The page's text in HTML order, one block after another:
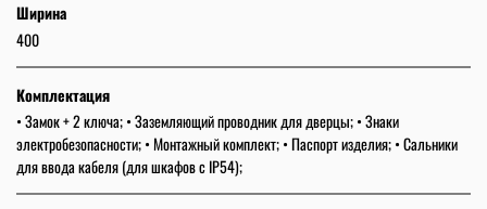
Ширина
400
Комплектация
• Замок + 2 ключа; • Заземляющий проводник для дверцы; • Знаки
электробезопасности; • Монтажный комплект; • Паспорт изделия; • Сальники
для ввода кабеля (для шкафов с IP54);